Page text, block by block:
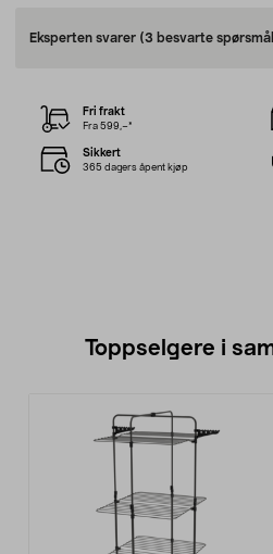
Eksperten svarer (3 besvarte
Fri frakt
Fra 599,–*
Sikkert
365 dagers åpent kjøp
Toppselgere i